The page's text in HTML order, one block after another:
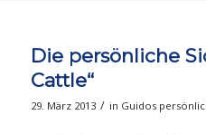
Die persönliche
Cattle“
29. März 2013 / in Guidos